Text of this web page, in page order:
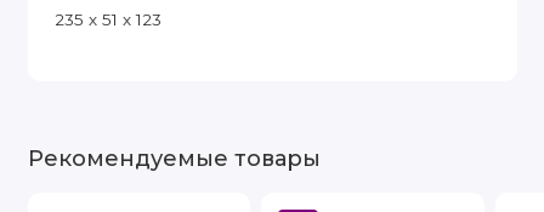
235 х 51 х 123
Рекомендуемые товары